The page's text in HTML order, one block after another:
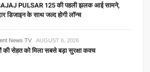
PULSAR 125 की पहली झलक आई सामने,
डिजाइन के साथ जल्द होगी लॉन्च
News TV AUGUST 6, 2026
की सेहत को मिला सबसे बड़ा सुरक्षा कवच